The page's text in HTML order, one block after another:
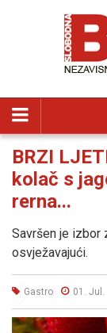
BRZI
kolač s
rerna...
Savršen je izbor
osvježavajući.
Gastro 01. Jul.